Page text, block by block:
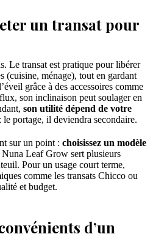
un transat pour
Le transat est pratique pour libérer
(cuisine, ménage), tout en gardant
grâce à des accessoires comme
son inclinaison peut soulager en
son utilité dépend de votre
le portage, il deviendra secondaire.
sur un point : choisissez un modèle
Leaf Grow sert plusieurs
Pour un usage court terme,
comme les transats Chicco ou
et budget.
d’un